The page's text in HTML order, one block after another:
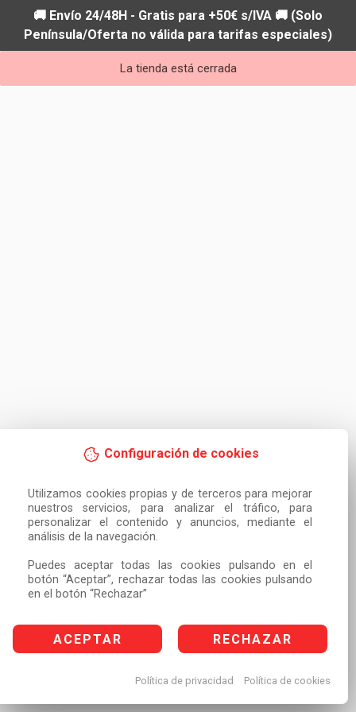
Configuración de cookies
Utilizamos cookies propias y de terceros para mejorar
nuestros servicios, para analizar el tráfico, para
personalizar el contenido y anuncios, mediante el
análisis de la navegación.
Puedes aceptar todas las cookies pulsando en el
botón “Aceptar”, rechazar todas las cookies pulsando
en el botón “Rechazar”
ACEPTAR RECHAZAR
Política de privacidad Política de cookies
🚚 Envío 24/48H - Gratis para +50€ s/IVA 🚚 (Solo
Península/Oferta no válida para tarifas especiales)
La tienda está cerrada